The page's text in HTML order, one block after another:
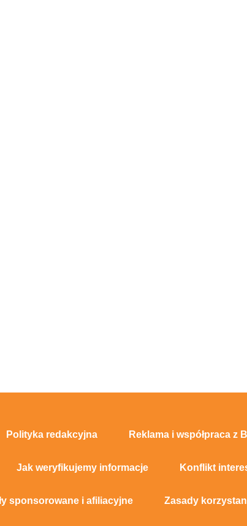
Polityka redakcyjna Reklama i współpraca z
Jak weryfikujemy informacje Konflikt
sponsorowane i afiliacyjne Zasady